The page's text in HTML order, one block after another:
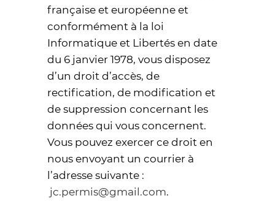
française et européenne et
conformément à la loi
Informatique et Libertés en date
du 6 janvier 1978, vous disposez
d’un droit d’accès, de
rectification, de modification et
de suppression concernant les
données qui vous concernent.
Vous pouvez exercer ce droit en
nous envoyant un courrier à
l’adresse suivante :
jc.permis@gmail.com.